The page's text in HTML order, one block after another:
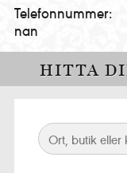
Telefonnummer:
nan
HITTA